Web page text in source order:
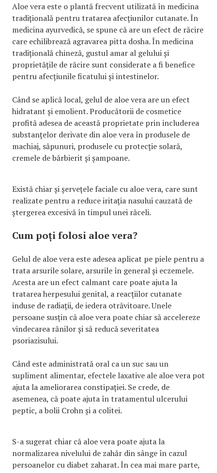
Aloe vera este o plantă frecvent utilizată în medicina
tradițională pentru tratarea afecțiunilor cutanate. În
medicina ayurvedică, se spune că are un efect de răcire
care echilibrează agravarea pitta dosha. În medicina
tradițională chineză, gustul amar al gelului și
proprietățile de răcire sunt considerate a fi benefice
pentru afecțiunile ficatului și intestinelor.
Când se aplică local, gelul de aloe vera are un efect
hidratant și emolient. Producătorii de cosmetice
profită adesea de această proprietate prin includerea
substanțelor derivate din aloe vera în produsele de
machiaj, săpunuri, produsele cu protecție solară,
cremele de bărbierit și șampoane.
Există chiar și șervețele faciale cu aloe vera, care sunt
realizate pentru a reduce iritația nasului cauzată de
ștergerea excesivă în timpul unei răceli.
Cum poți folosi aloe vera?
Gelul de aloe vera este adesea aplicat pe piele pentru a
trata arsurile solare, arsurile în general și eczemele.
Acesta are un efect calmant care poate ajuta la
tratarea herpesului genital, a reacțiilor cutanate
induse de radiații, de iedera otrăvitoare. Unele
persoane susțin că aloe vera poate chiar să accelereze
vindecarea rănilor și să reducă severitatea
psoriazisului.
Când este administrată oral ca un suc sau un
supliment alimentar, efectele laxative ale aloe vera pot
ajuta la ameliorarea constipației. Se crede, de
asemenea, că poate ajuta în tratamentul ulcerului
peptic, a bolii Crohn și a colitei.
S-a sugerat chiar că aloe vera poate ajuta la
normalizarea nivelului de zahăr din sânge în cazul
persoanelor cu diabet zaharat. În cea mai mare parte,